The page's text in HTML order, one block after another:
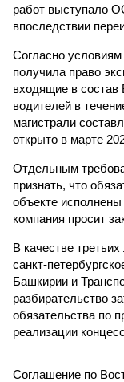
работ выступало
впоследствии
Согласно условиям
получила право
входящие в состав
водителей в
магистрали
открыто в марте
Отдельным
признать, что
объекте
компания просит
В качестве
санкт-
Башкирии и
разбирательство
обязательства по
реализации
Соглашение по